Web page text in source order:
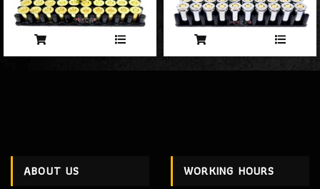
ABOUT US WORKING HOURS